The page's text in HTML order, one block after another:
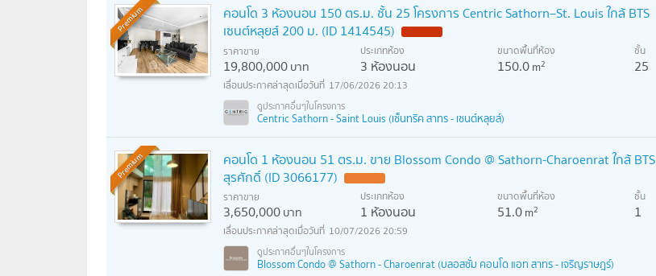
Premium
คอนโด 3 ห้องนอน 150 ตร.ม. ชั้น 25 โครงการ Centric Sathorn–St. Louis ใกล้ BTS
เซนต์หลุยส์ 200 ม. (ID 1414545)
ราคาขาย
19,800,000บาท
ประเภทห้อง
3 ห้องนอน
ขนาดพื้นที่ห้อง
150.0m2
ชั้น
25
17/06/2026 20:13
Centric Sathorn - Saint Louis (เซ็นทริค สาทร - เซนต์หลุยส์)
Premium
คอนโด 1 ห้องนอน 51 ตร.ม. ขาย Blossom Condo @ Sathorn-Charoenrat ใกล้ BTS
สุรศักดิ์ (ID 3066177)
ราคาขาย
3,650,000บาท
ประเภทห้อง
1 ห้องนอน
ขนาดพื้นที่ห้อง
51.0m2
ชั้น
1
10/07/2026 20:59
Blossom Condo @ Sathorn - Charoenrat (บลอสซั่ม คอนโด แอท สาทร - เจริญราษฎร์)